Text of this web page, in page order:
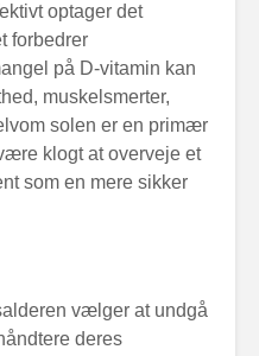
optager det
forbedrer
på D-vitamin kan
muskelsmerter,
solen er en primær
klogt at overveje et
som en mere sikker
vælger at undgå
deres